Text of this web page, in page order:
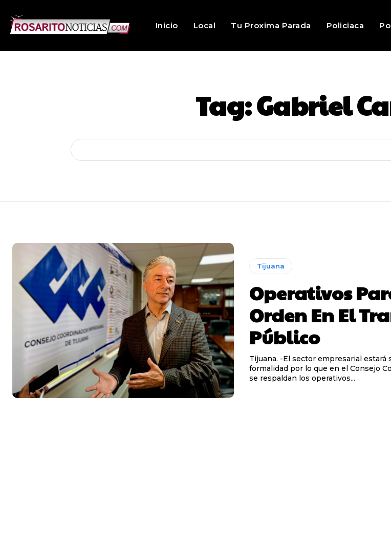
Inicio Local Tu Proxima Parada Policiaca
Tag:Gabriel
Tijuana
Operativos
Orden En El
Público
Tijuana. -El sector empresarial estará
formalidad por lo que en el Consejo
se respaldan los operativos...